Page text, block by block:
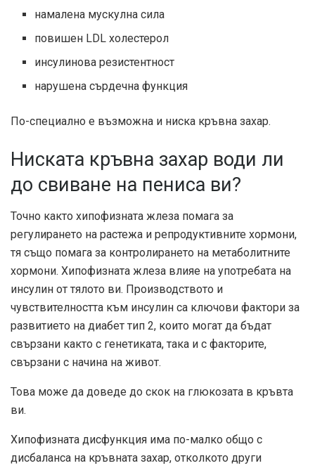
намалена мускулна сила
повишен LDL холестерол
инсулинова резистентност
нарушена сърдечна функция
По-специално е възможна и ниска кръвна захар.
Ниската кръвна захар води ли
до свиване на пениса ви?
Точно както хипофизната жлеза помага за
регулирането на растежа и репродуктивните хормони,
тя също помага за контролирането на метаболитните
хормони. Хипофизната жлеза влияе на употребата на
инсулин от тялото ви. Производството и
чувствителността към инсулин са ключови фактори за
развитието на диабет тип 2, които могат да бъдат
свързани както с генетиката, така и с факторите,
свързани с начина на живот.
Това може да доведе до скок на глюкозата в кръвта
ви.
Хипофизната дисфункция има по-малко общо с
дисбаланса на кръвната захар, отколкото други